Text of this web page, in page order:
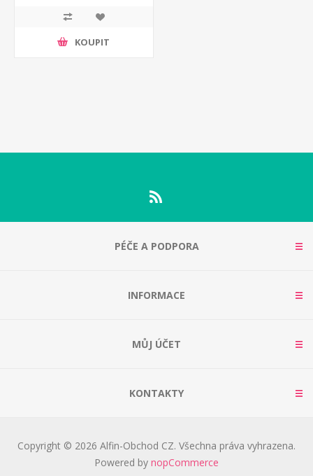
KOUPIT
PÉČE A PODPORA
INFORMACE
MŮJ ÚČET
KONTAKTY
Copyright © 2026 Alfin-Obchod CZ. Všechna práva vyhrazena.
Powered by nopCommerce